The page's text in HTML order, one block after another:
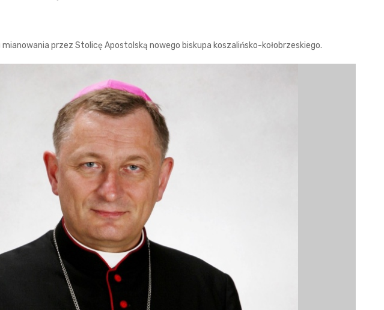
mianowania przez Stolicę Apostolską nowego biskupa koszalińsko-kołobrzeskiego.